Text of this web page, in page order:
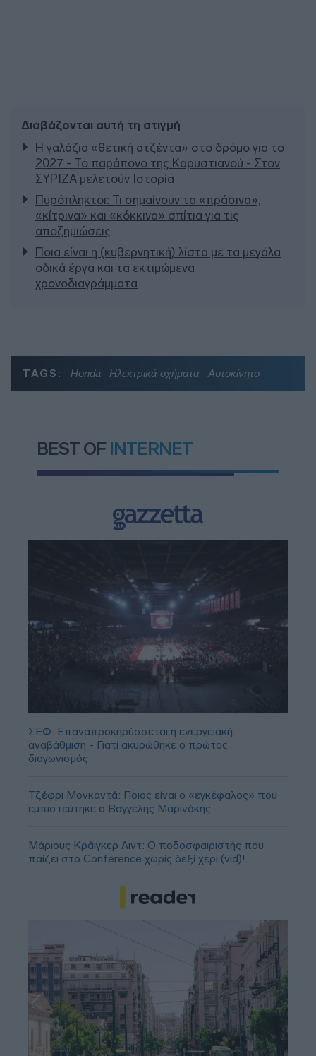
Διαβάζονται αυτή τη στιγμή
Η γαλάζια «θετική ατζέντα» στο δρόμο για το
2027 - Το παράπονο της Καρυστιανού - Στον
ΣΥΡΙΖΑ μελετούν Ιστορία
Πυρόπληκτοι: Τι σημαίνουν τα «πράσινα»,
«κίτρινα» και «κόκκινα» σπίτια για τις
αποζημιώσεις
Ποια είναι η (κυβερνητική) λίστα με τα μεγάλα
οδικά έργα και τα εκτιμώμενα
χρονοδιαγράμματα
TAGS: Honda Ηλεκτρικά οχήματα Αυτοκίνητο
BEST OF INTERNET
ΣΕΦ: Επαναπροκηρύσσεται η ενεργειακή
αναβάθμιση - Γιατί ακυρώθηκε ο πρώτος
διαγωνισμός
Τζέφρι Μονκαντά: Ποιος είναι ο «εγκέφαλος» που
εμπιστεύτηκε ο Βαγγέλης Μαρινάκης
Μάριους Κράιγκερ Λιντ: Ο ποδοσφαιριστής που
παίζει στο Conference χωρίς δεξί χέρι (vid)!